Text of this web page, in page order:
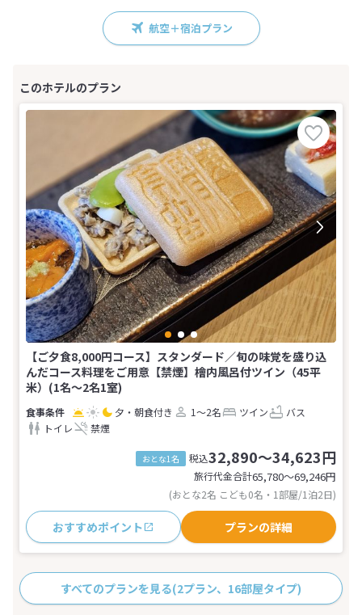
航空＋宿泊プラン
【ご夕食8,000円コース】スタンダード／旬の味覚を盛り込
んだコース料理をご用意【禁煙】檜内風呂付ツイン（45平
米）(1名～2名1室)
夕・朝食付き 1～2名 ツイン
バス
トイレ
禁煙
おとな1名 税込32,890～34,623円
旅行代金合計65,780〜69,246円
(おとな2名 こども0名・1部屋/1泊2日)
おすすめポイント プランの詳細
すべてのプランを見る(2プラン、16部屋タイプ)